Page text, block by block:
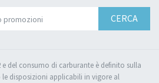
CERCA
e del consumo di carburante è definito sulla
disposizioni applicabili in vigore al